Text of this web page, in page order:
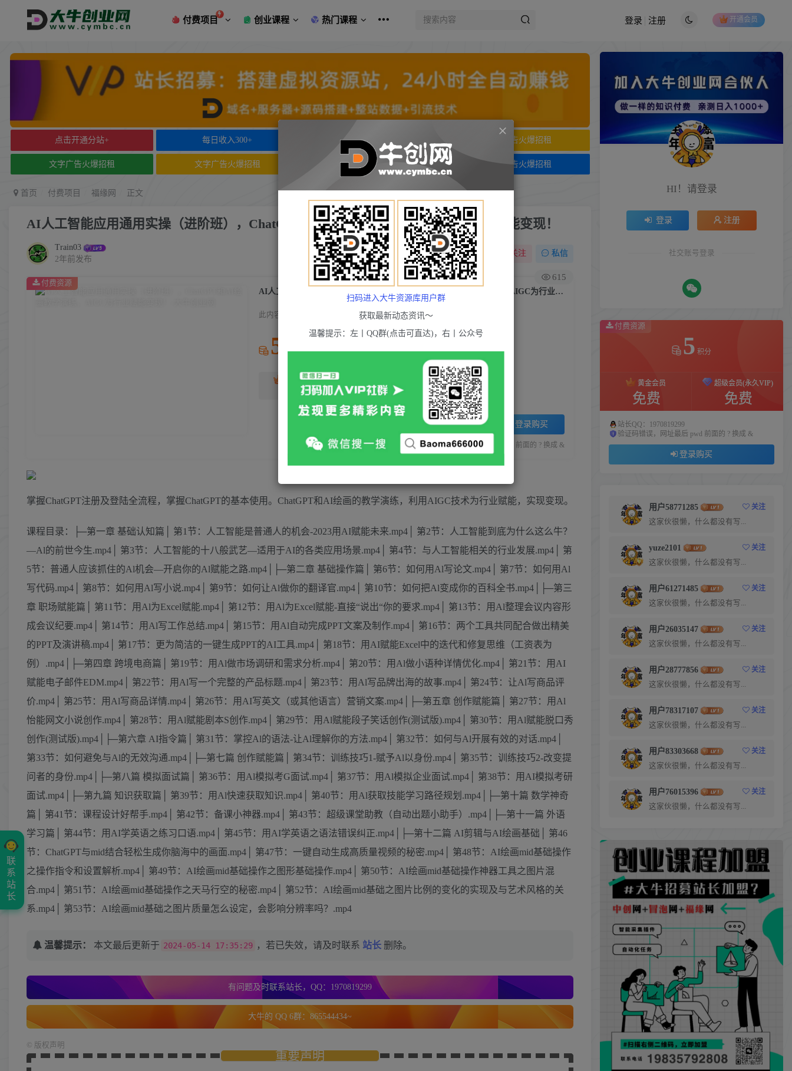
付费项目 创业课程 热门课程 开通会员
登录 注册
点击开通分站+ 每日收入300+ 文字广告火爆招租 文字广告火爆招租
文字广告火爆招租 文字广告火爆招租 文字广告火爆招租 文字广告火爆招租
首页 付费项目 福缘网 正文
AI人工智能应用通用实操（进阶班），ChatGPT和AI绘画教学演练，AIGC为行业赋能变现！
Train03
2年前发布
关注 私信
615
AI人工智能应用通用实操（进阶班），ChatGPT和AI绘画教学演练，AIGC为行业赋能变现！
此内容为付费资源，请付费后查看
5 积分
黄金会员 免费
免费
登录购买
站长QQ：1970819299 验证码错误，网址最后 pwd 前面的 ? 换成 &
付费资源
掌握ChatGPT注册及登陆全流程，掌握ChatGPT的基本使用。ChatGPT和AI绘画的教学演练，利用AIGC技术为行业赋能，实现变现。
课程目录：├─第一章 基础认知篇│ 第1节：人工智能是普通人的机会-2023用AI赋能未来.mp4│ 第2节：人工智能到底为什么这么牛？
—Al的前世今生.mp4│ 第3节：人工智能的十八般武艺—适用于AI的各类应用场景.mp4│ 第4节：与人工智能相关的行业发展.mp4│ 第
5节：普通人应该抓住的Al机会—开启你的Al赋能之路.mp4│├─第二章 基础操作篇│ 第6节：如何用Al写论文.mp4│ 第7节：如何用Al
写代码.mp4│ 第8节：如何用Al写小说.mp4│ 第9节：如何让Al做你的翻译官.mp4│ 第10节：如何把Al变成你的百科全书.mp4│├─第三
章 职场赋能篇│ 第11节：用Al为Excel赋能.mp4│ 第12节：用Al为Excel赋能-直接“说出“你的要求.mp4│ 第13节：用Al整理会议内容形
成会议纪要.mp4│ 第14节：用Al写工作总结.mp4│ 第15节：用Al自动完成PPT文案及制作.mp4│ 第16节：两个工具共同配合做出精美
的PPT及演讲稿.mp4│ 第17节：更为简洁的一键生成PPT的AI工具.mp4│ 第18节：用AI赋能Excel中的迭代和修复思维（工资表为
例）.mp4│├─第四章 跨境电商篇│ 第19节：用Al做市场调研和需求分析.mp4│ 第20节：用Al做小语种详情优化.mp4│ 第21节：用AI
赋能电子邮件EDM.mp4│ 第22节：用Al写一个完整的产品标题.mp4│ 第23节：用Al写品牌出海的故事.mp4│ 第24节：让Al写商品评
价.mp4│ 第25节：用Al写商品详情.mp4│ 第26节：用AI写英文（或其他语言）营销文案.mp4│├─第五章 创作赋能篇│ 第27节：用Al
怡能网文小说创作.mp4│ 第28节：用Al赋能剧本S创作.mp4│ 第29节：用Al赋能段子笑话创作(测试版).mp4│ 第30节：用Al赋能脱口秀
创作(测试版).mp4│├─第六章 AI指令篇│ 第31节：掌控Al的语法-让Al理解你的方法.mp4│ 第32节：如何与Al开展有效的对话.mp4│
第33节：如何避免与Al的无效沟通.mp4│├─第七篇 创作赋能篇│ 第34节：训练技巧1-赋予Al以身份.mp4│ 第35节：训练技巧2-改变提
问者的身份.mp4│├─第八篇 模拟面试篇│ 第36节：用Al模拟考G面试.mp4│ 第37节：用Al模拟企业面试.mp4│ 第38节：用AI模拟考研
面试.mp4│├─第九篇 知识获取篇│ 第39节：用Al快速获取知识.mp4│ 第40节：用Al获取技能学习路径规划.mp4│├─第十篇 数学神奇
篇│ 第41节：课程设计好帮手.mp4│ 第42节：备课小神器.mp4│ 第43节：超级课堂助教（自动出题小助手）.mp4│├─第十一篇 外语
学习篇│ 第44节：用AI学英语之练习口语.mp4│ 第45节：用AI学英语之语法错误纠正.mp4│├─第十二篇 AI剪辑与AI绘画基础│ 第46
节：ChatGPT与mid结合轻松生成你脑海中的画面.mp4│ 第47节：一键自动生成高质量视频的秘密.mp4│ 第48节：AI绘画mid基础操作
之操作指令和设置解析.mp4│ 第49节：AI绘画mid基础操作之图形基础操作.mp4│ 第50节：AI绘画mid基础操作神器工具之图片混
合.mp4│ 第51节：AI绘画mid基础操作之天马行空的秘密.mp4│ 第52节：AI绘画mid基础之图片比例的变化的实现及与艺术风格的关
系.mp4│ 第53节：AI绘画mid基础之图片质量怎么设定，会影响分辨率吗？.mp4
温馨提示： 本文最后更新于 2024-05-14 17:35:29 ，若已失效，请及时联系 站长 删除。
有问题及时联系站长，QQ：1970819299
大牛的 QQ 6群：865544434~
版权声明
重要声明
HI！请登录
登录 注册
社交账号登录
付费资源
5 积分
黄金会员
免费
超级会员(永久VIP)
免费
站长QQ：1970819299
验证码错误，网址最后 pwd 前面的 ? 换成 &
登录购买
用户58771285
关注
这家伙很懒，什么都没有写...
yuze2101
关注
这家伙很懒，什么都没有写...
用户61271485
关注
这家伙很懒，什么都没有写...
用户26035147
关注
这家伙很懒，什么都没有写...
用户28777856
关注
这家伙很懒，什么都没有写...
用户78317107
关注
这家伙很懒，什么都没有写...
用户83303668
关注
这家伙很懒，什么都没有写...
用户76015396
关注
这家伙很懒，什么都没有写...
联
系
站
长
扫码进入大牛资源库用户群
获取最新动态资讯～
温馨提示：左丨QQ群(点击可直达)，右丨公众号